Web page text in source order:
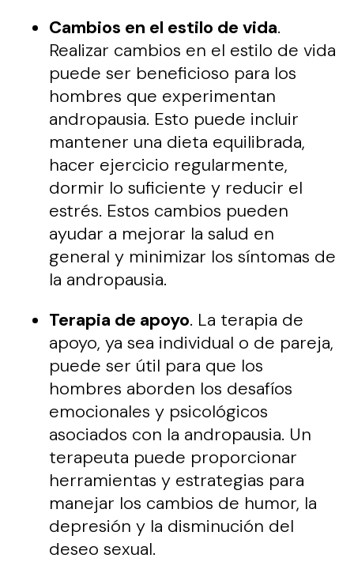
Cambios en el estilo de vida.
Realizar cambios en el estilo de vida
puede ser beneficioso para los
hombres que experimentan
andropausia. Esto puede incluir
mantener una dieta equilibrada,
hacer ejercicio regularmente,
dormir lo suficiente y reducir el
estrés. Estos cambios pueden
ayudar a mejorar la salud en
general y minimizar los síntomas de
la andropausia.
Terapia de apoyo. La terapia de
apoyo, ya sea individual o de pareja,
puede ser útil para que los
hombres aborden los desafíos
emocionales y psicológicos
asociados con la andropausia. Un
terapeuta puede proporcionar
herramientas y estrategias para
manejar los cambios de humor, la
depresión y la disminución del
deseo sexual.